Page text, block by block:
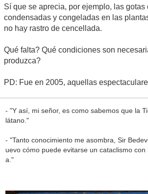
Sí que se aprecia, por ejemplo, las gotas
condensadas y congeladas en las
no hay rastro de cencellada.
Qué falta? Qué condiciones son
produzca?
PD: Fue en 2005, aquellas
- "Y así, mi señor, es como sabemos que la
látano."
- "Tanto conocimiento me asombra, Sir
uevo cómo puede evitarse un cataclismo
a."